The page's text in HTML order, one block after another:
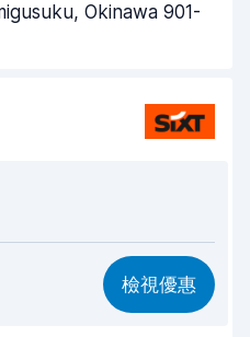
8.1
Okinawa 901-
8.1
8.2
檢視優惠